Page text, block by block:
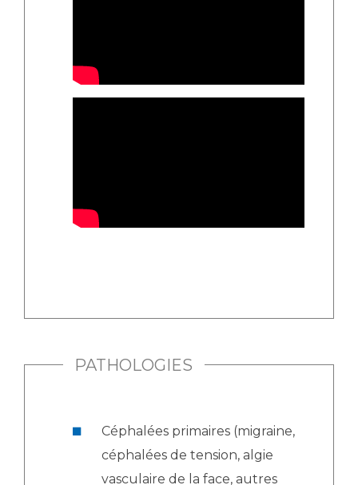
PATHOLOGIES
Céphalées primaires (migraine,
céphalées de tension, algie
vasculaire de la face, autres